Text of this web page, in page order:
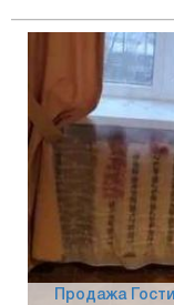
Продажа